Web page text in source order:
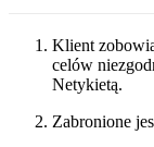
Klient
celów
Netykietą.
Zabronione